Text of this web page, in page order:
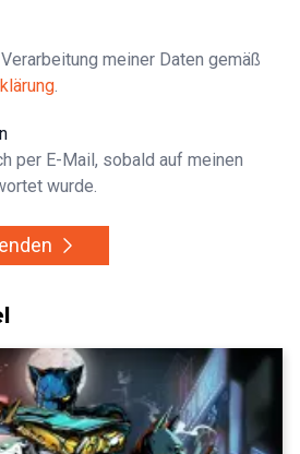
meiner Daten gemäß
per E-Mail, sobald auf meinen
wurde.